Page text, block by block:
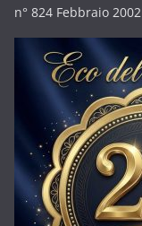
n° 824 Febbraio 2002